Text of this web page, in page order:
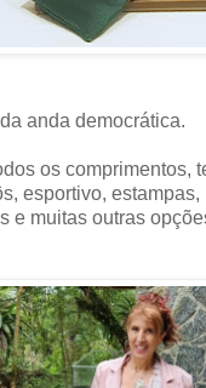
anda democrática.
os comprimentos,
esportivo, estampas,
e muitas outras